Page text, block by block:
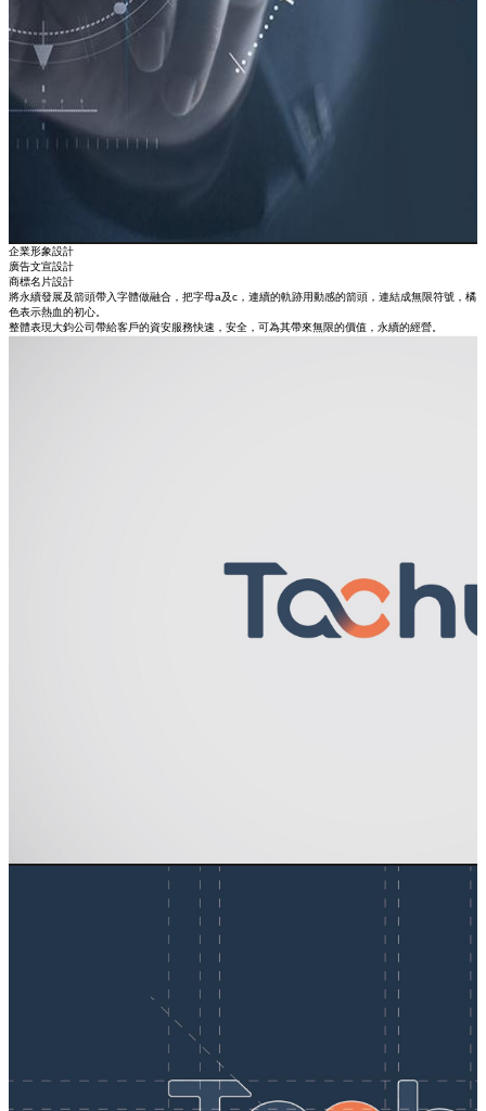
企業形象設計
廣告文宣設計
商標名片設計
將永續發展及箭頭帶入字體做融合，把字母a及c，連續的軌跡用動感的箭頭，連結成無限符號，橘
色表示熱血的初心。
整體表現大鈞公司帶給客戶的資安服務快速，安全，可為其帶來無限的價值，永續的經營。